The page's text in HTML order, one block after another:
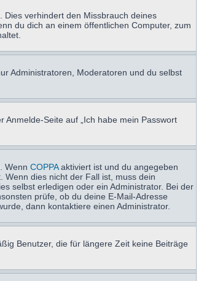
Dies verhindert den Missbrauch deines
du dich an einem öffentlichen Computer, zum
Administratoren, Moderatoren und du selbst
Seite auf „Ich habe mein Passwort
Wenn COPPAaktiviert ist und du angegeben
dies nicht der Fall ist, muss dein
selbst erledigen oder ein Administrator. Bei der
prüfe, ob du deine E-Mail-Adresse
dann kontaktiere einen Administrator.
Benutzer, die für längere Zeit keine Beiträge